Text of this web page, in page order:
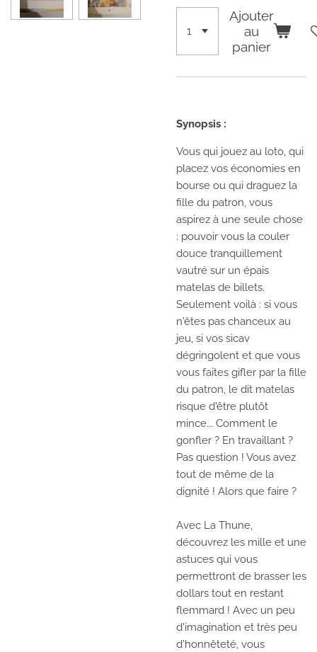
Ajouter
au
panier
Synopsis :
Vous qui jouez au loto, qui
placez vos économies en
bourse ou qui draguez la
fille du patron, vous
aspirez à une seule chose
: pouvoir vous la couler
douce tranquillement
vautré sur un épais
matelas de billets.
Seulement voilà : si vous
n'êtes pas chanceux au
jeu, si vos sicav
dégringolent et que vous
vous faites gifler par la fille
du patron, le dit matelas
risque d'être plutôt
mince... Comment le
gonfler ? En travaillant ?
Pas question ! Vous avez
tout de même de la
dignité ! Alors que faire ?
Avec La Thune,
découvrez les mille et une
astuces qui vous
permettront de brasser les
dollars tout en restant
flemmard ! Avec un peu
d'imagination et très peu
d'honnêteté, vous